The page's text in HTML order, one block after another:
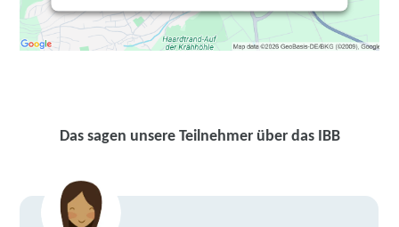
Das sagen unsere Teilnehmer über das IBB